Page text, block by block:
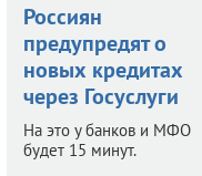
Россиян
предупредят о
новых кредитах
через Госуслуги
На это у банков и МФО
будет 15 минут.